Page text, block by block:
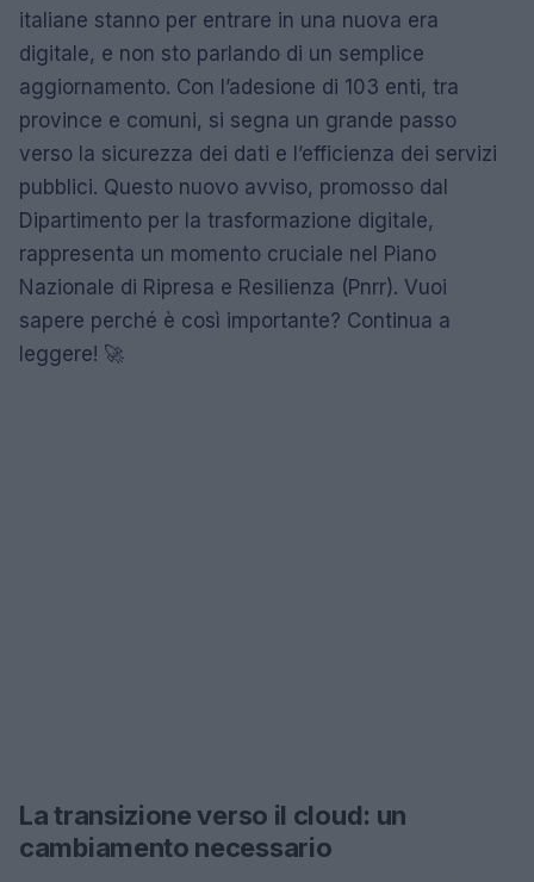
italiane stanno per entrare in una nuova era
digitale, e non sto parlando di un semplice
aggiornamento. Con l’adesione di 103 enti, tra
province e comuni, si segna un grande passo
verso la sicurezza dei dati e l’efficienza dei servizi
pubblici. Questo nuovo avviso, promosso dal
Dipartimento per la trasformazione digitale,
rappresenta un momento cruciale nel Piano
Nazionale di Ripresa e Resilienza (Pnrr). Vuoi
sapere perché è così importante? Continua a
leggere! 🚀
La transizione verso il cloud: un
cambiamento necessario